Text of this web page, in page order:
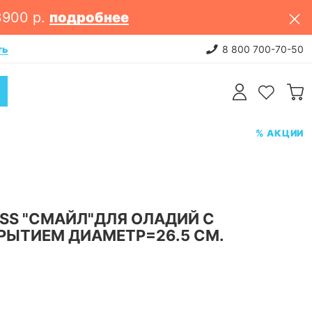
р. подробнее
НОВИНКИ: постельное белье.
8 800 700-70-50
% АКЦИИ
"СМАЙЛ"ДЛЯ ОЛАДИЙ С
ДИАМЕТР=26.5 СМ.